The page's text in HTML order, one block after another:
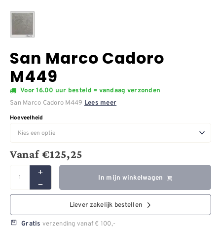
San Marco Cadoro
M449
Voor 16.00 uur besteld = vandaag verzonden
San Marco Cadoro M449 Lees meer
Hoeveelheid
Vanaf€125,25
In mijn winkelwagen
Liever zakelijk bestellen
Gratis verzending vanaf € 100,-